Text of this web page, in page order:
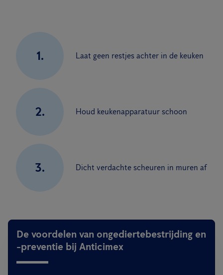
1. Laat geen restjes achter in de keuken
2. Houd keukenapparatuur schoon
3. Dicht verdachte scheuren in muren af
De voordelen van ongediertebestrijding en
-preventie bij Anticimex